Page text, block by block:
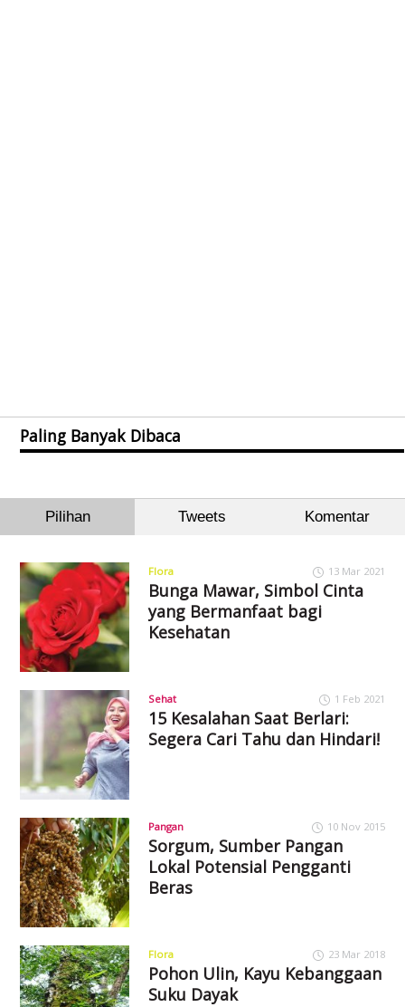
Paling Banyak Dibaca
Pilihan Tweets Komentar
Flora 13 Mar 2021
Bunga Mawar, Simbol Cinta
yang Bermanfaat bagi
Kesehatan
Sehat 1 Feb 2021
15 Kesalahan Saat Berlari:
Segera Cari Tahu dan Hindari!
Pangan 10 Nov 2015
Sorgum, Sumber Pangan
Lokal Potensial Pengganti
Beras
Flora 23 Mar 2018
Pohon Ulin, Kayu Kebanggaan
Suku Dayak